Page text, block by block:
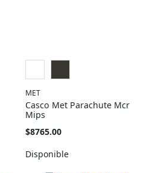
MET
Casco Met Parachute Mcr
Mips
Tan
como
$8765.00
Disponible